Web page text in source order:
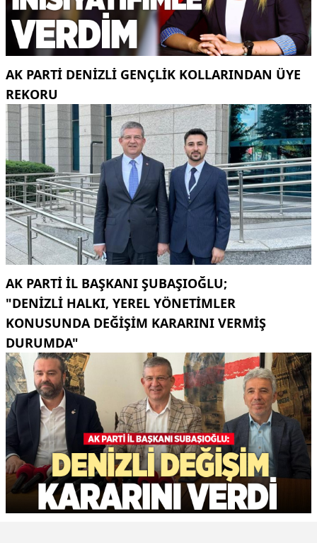
AK PARTI DENIZLI GENÇLIK KOLLARINDAN ÜYE
REKORU
AK PARTI İL BAŞKANI ŞUBAŞIOĞLU;
"DENIZLI HALKI, YEREL YÖNETIMLER
KONUSUNDA DEĞIŞIM KARARINI VERMIŞ
DURUMDA"